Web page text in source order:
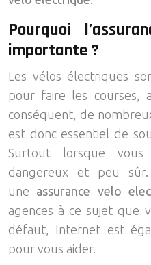
Pourquoi
importante ?
Les vélos électriques
pour faire les
conséquent, de
est donc essentiel de
Surtout lorsque
dangereux et peu
une assurance velo
agences à ce sujet que
défaut, Internet est
pour vous aider.